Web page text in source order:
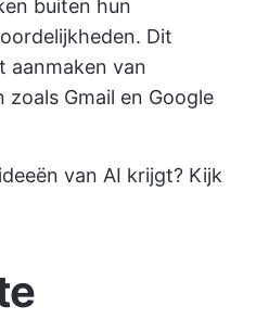
buiten hun
Dit
aanmaken van
Gmail en Google
van AI krijgt? Kijk